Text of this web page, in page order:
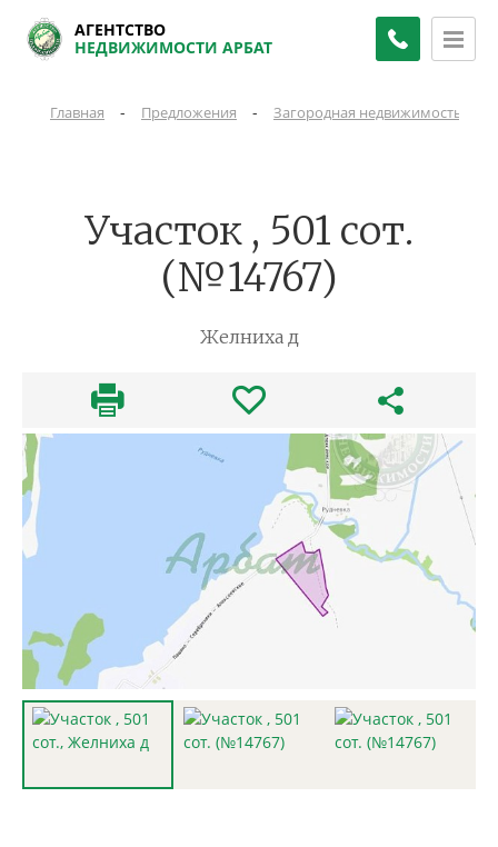
АГЕНТСТВО
НЕДВИЖИМОСТИ АРБАТ
Главная - Предложения - Загородная недвижимость
Участок , 501 сот.
(№14767)
Желниха д